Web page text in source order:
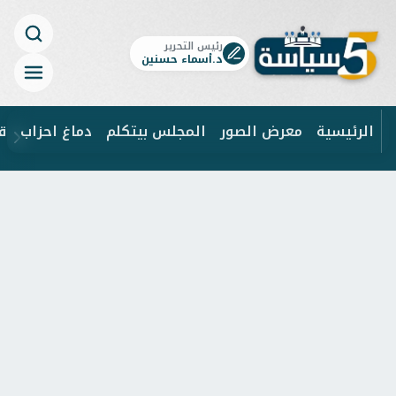
رئيس التحرير
د.أسماء حسنين
الرئيسية معرض الصور المجلس بيتكلم دماغ احزاب